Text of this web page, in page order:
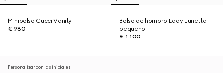
Minibolso Gucci Vanity
€ 980
Bolso de hombro Lady Lunetta
pequeño
€ 1.100
Personalizar con las iniciales